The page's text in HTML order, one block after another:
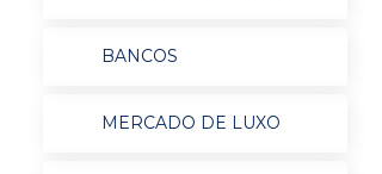
BANCOS
MERCADO DE LUXO